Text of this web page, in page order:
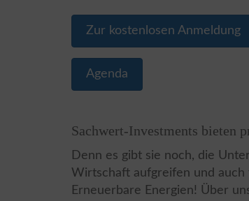
Zur kostenlosen Anmeldung
Agenda
Sachwert-Investments bieten
Denn es gibt sie noch, die
Wirtschaft aufgreifen und
Erneuerbare Energien! Über